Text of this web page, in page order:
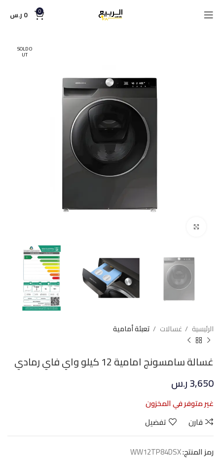
0
0 ر.س
SOLD O
UT
الرئيسية غسالات تعبئة أمامية
غسالة سامسونج امامية 12 كيلو واي فاي رمادي
3,650ر.س
غير متوفر في المخزون
قارن
تفضيل
رمز المنتج:WW12TP84DSX